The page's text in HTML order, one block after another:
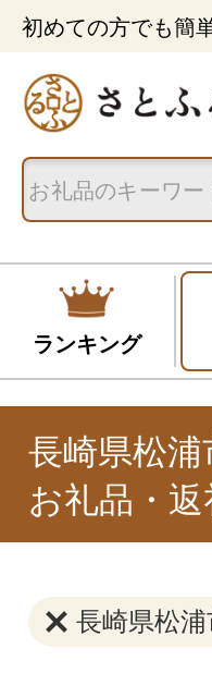
初めての方でも簡
ランキング
長崎県松
お礼品・
長崎県松浦